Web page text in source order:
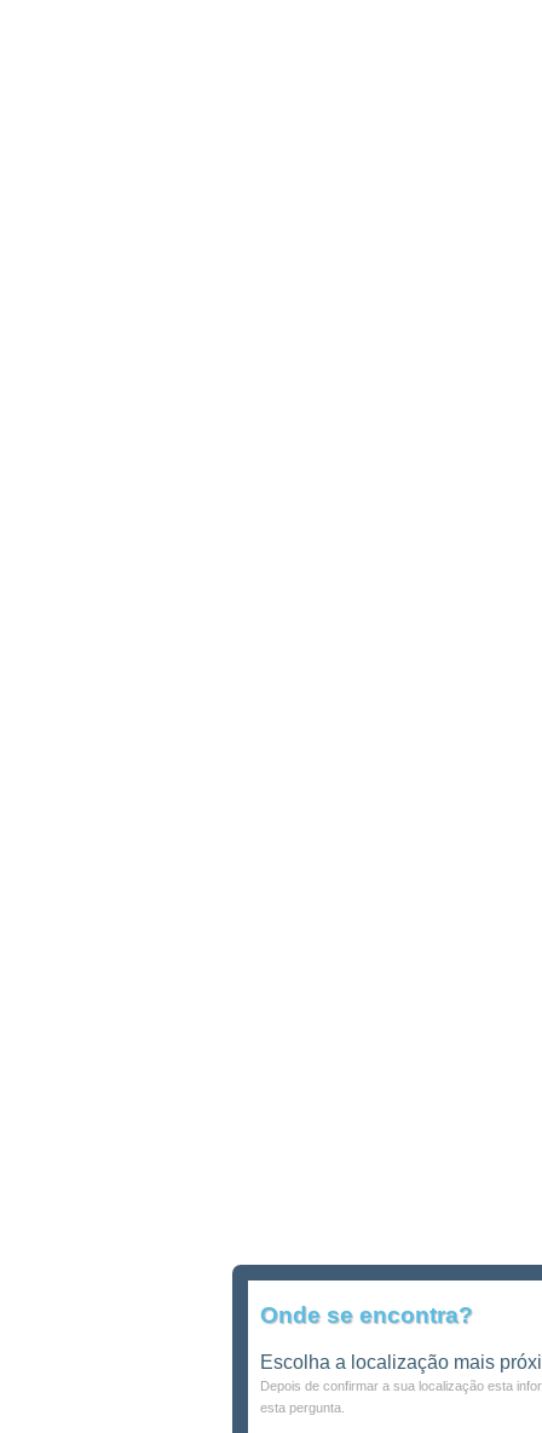
Onde se encontra?
Escolha a localização mais
Depois de confirmar a sua localização esta
esta pergunta.